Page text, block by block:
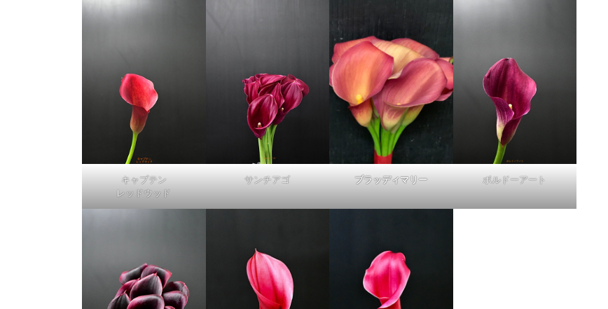
キャプテン
レッドウッド
サンチアゴ ブラッディマリー ボルドーアート